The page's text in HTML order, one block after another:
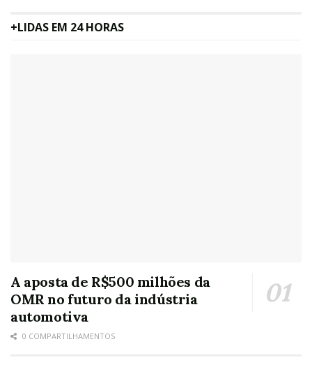
+LIDAS EM 24 HORAS
A aposta de R$500 milhões da
OMR no futuro da indústria
automotiva
0 COMPARTILHAMENTOS